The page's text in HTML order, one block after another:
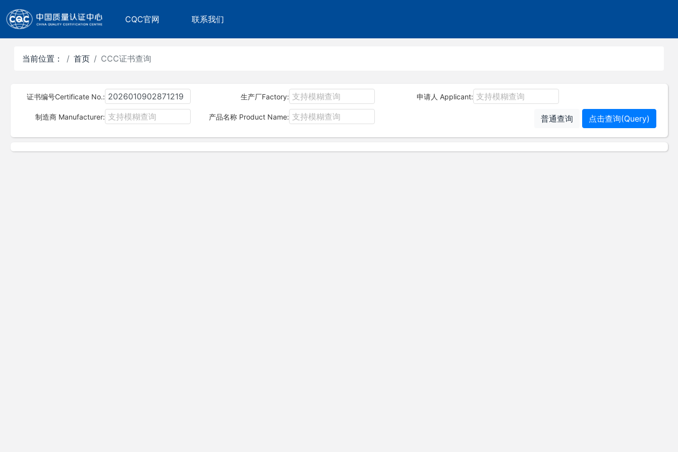
CQC官网 联系我们
当前位置： 首页 CCC证书查询
证书编号Certificate No.: 生产厂Factory: 申请人 Applicant:
制造商 Manufacturer: 产品名称 Product Name: 普通查询 点击查询(Query)